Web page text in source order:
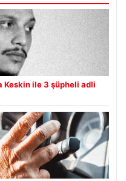
Keskin ile 3 şüpheli adli